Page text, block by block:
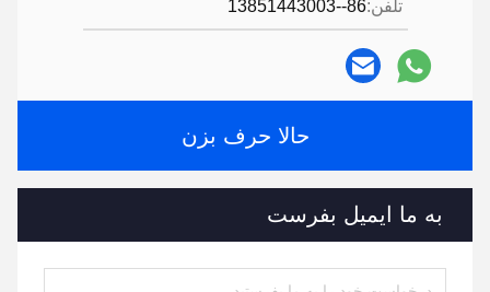
تلفن:86--13851443003
حالا حرف بزن
به ما ایمیل بفرست